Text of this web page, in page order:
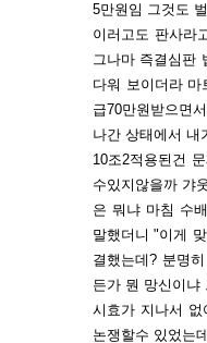
5만원임 그것도
이러고도 판사라
그나마 즉결심판
다워 보이더라
급70만원받으면
나간 상태에서 내
10조2적용된건
수있지않을까 갸
은 뭐냐 마침 수
말했더니 "이게
결했는데? 분명
든가 뭔 망신이냐
시효가 지나서
논쟁할수 있었는